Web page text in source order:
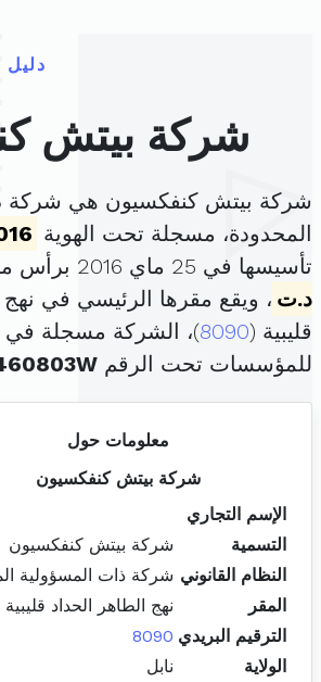
دليل
شركة بيتش
شركة بيتش كنفكسيون هي شركة
المحدودة، مسجلة تحت الهوية
تأسيسها في 25 ماي 2016 برأس مال قدره
د.ت ، ويقع مقرها الرئيسي في نهج
قليبية (8090)، الشركة مسجلة
للمؤسسات تحت الرقم
معلومات حول
شركة بيتش كنفكسيون
الإسم التجاري
التسمية
شركة بيتش كنفكسيون
النظام القانوني شركة ذات المسؤولية
المقر
نهج الطاهر الحداد قليبية
الترقيم البريدي 8090
الولاية
نابل